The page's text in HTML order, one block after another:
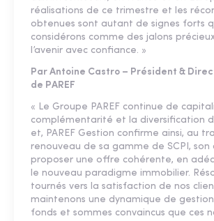
réalisations de ce trimestre et les
obtenues sont autant de signes forts
considérons comme des jalons
l’avenir avec confiance. »
Par Antoine Castro – Président &
de PAREF
« Le Groupe PAREF continue de
complémentarité et la diversification
et, PAREF Gestion confirme ainsi, au
renouveau de sa gamme de SCPI, son
proposer une offre cohérente, en
le nouveau paradigme immobilier.
tournés vers la satisfaction de nos
maintenons une dynamique de
fonds et sommes convaincus que ces